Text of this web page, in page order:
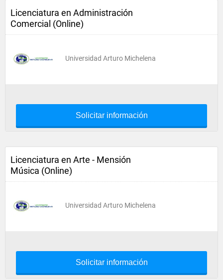
Licenciatura en Administración
Comercial (Online)
Universidad Arturo Michelena
Solicitar información
Licenciatura en Arte - Mensión
Música (Online)
Universidad Arturo Michelena
Solicitar información